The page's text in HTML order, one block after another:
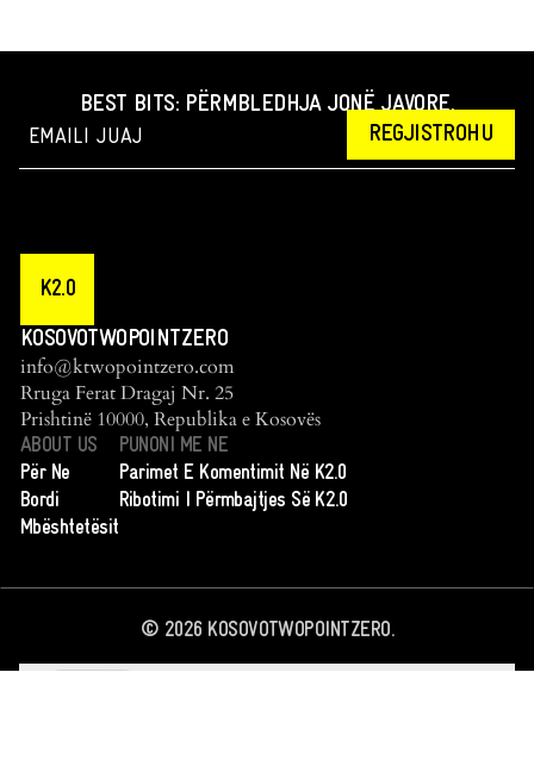
BEST BITS: PËRMBLEDHJA JONË JAVORE.
REGJISTROHU
K2.0
KOSOVOTWOPOINTZERO
info@ktwopointzero.com
Rruga Ferat Dragaj Nr. 25
Prishtinë 10000, Republika e Kosovës
ABOUT US
Për Ne
Bordi
Mbështetësit
PUNONI ME NE
Parimet E Komentimit Në K2.0
Ribotimi I Përmbajtjes Së K2.0
© 2026KOSOVOTWOPOINTZERO.